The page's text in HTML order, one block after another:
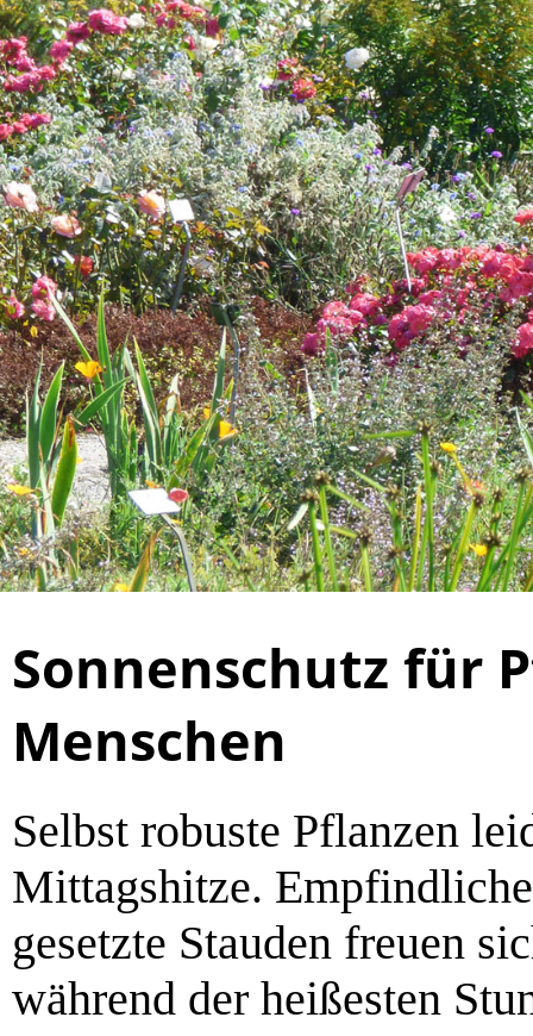
Sonnenschutz für
Menschen
Selbst robuste Pflanzen
Mittagshitze.
gesetzte Stauden freuen
während der heißesten